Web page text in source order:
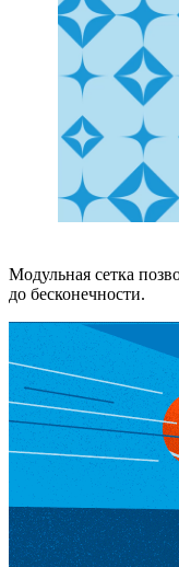
Модульная сетка
до бесконечности.